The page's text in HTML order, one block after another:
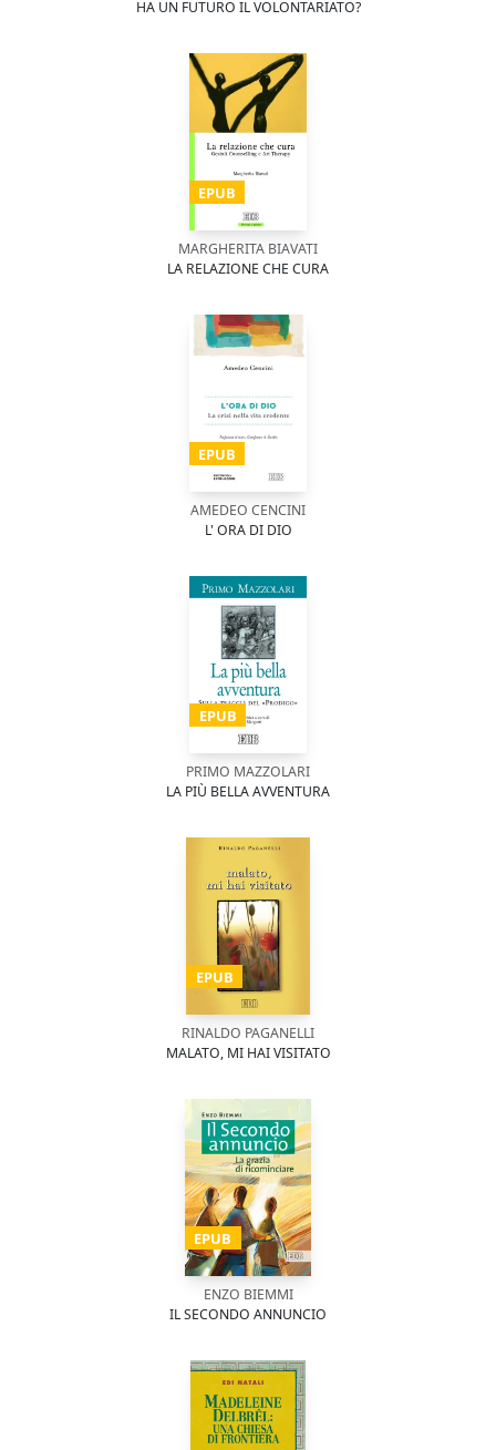
HA UN FUTURO IL VOLONTARIATO?
EPUB
MARGHERITA BIAVATI
LA RELAZIONE CHE CURA
EPUB
AMEDEO CENCINI
L' ORA DI DIO
EPUB
PRIMO MAZZOLARI
LA PIÙ BELLA AVVENTURA
EPUB
RINALDO PAGANELLI
MALATO, MI HAI VISITATO
EPUB
ENZO BIEMMI
IL SECONDO ANNUNCIO